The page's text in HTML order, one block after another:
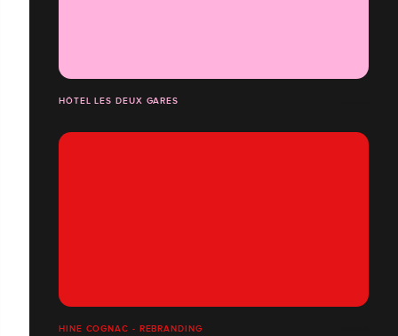
HÔTEL LES DEUX GARES
HINE COGNAC - REBRANDING